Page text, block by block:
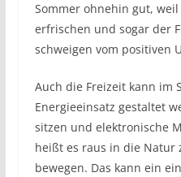
Sommer ohnehin gut,
erfrischen und sogar der
schweigen vom positiven
Auch die Freizeit kann im
Energieeinsatz gestaltet
sitzen und elektronische
heißt es raus in die Natur
bewegen. Das kann ein